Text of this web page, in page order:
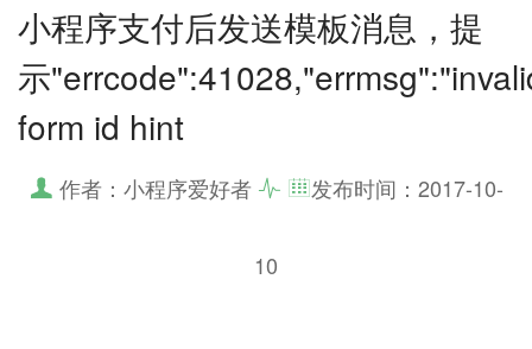
小程序支付后发送模板消息，提
示
form id hint
作者：小程序爱好者 发布时间： 2017-10-
10